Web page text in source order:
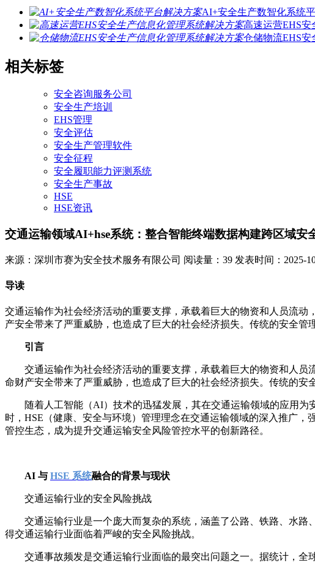
AI+安全生产数智化系统
高速运营EHS
仓储物流EHS
相关标签
安全咨询服务公司
安全生产培训
EHS管理
安全评估
安全生产管理软件
安全征程
安全履职能力评测系统
安全生产事故
HSE
HSE资讯
交通运输领域AI+hse系统：整合智能终端数据构建跨区域安
来源：深圳市赛为安全技术服务有限公司 阅读量：39 发表时间：2025-
导读
交通运输作为社会经济活动的重要支撑，承载着巨大的物资和人员流
产安全带来了严重威胁，也造成了巨大的社会经济损失。传统的安全
引言
交通运输作为社会经济活动的重要支撑，承载着巨大的物资和人
命财产安全带来了严重威胁，也造成了巨大的社会经济损失。传统的
随着人工智能（AI）技术的迅猛发展，其在交通运输领域的应用
时，HSE（健康、安全与环境）管理理念在交通运输领域的深入推广
管控生态，成为提升交通运输安全风险管控水平的创新路径。
AI 与 HSE 系统融合的背景与现状
交通运输行业的安全风险挑战
交通运输行业是一个庞大而复杂的系统，涵盖了公路、铁路、水
得交通运输行业面临着严峻的安全风险挑战。
交通事故频发是交通运输行业面临的最突出问题之一。据统计，